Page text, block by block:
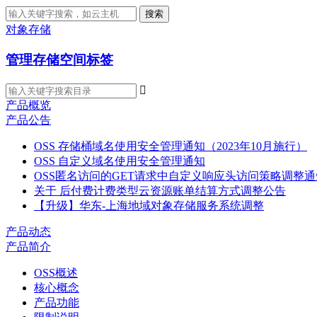
搜索
对象存储
管理存储空间标签

产品概览
产品公告
OSS 存储桶域名使用安全管理通知（2023年10月施行）
OSS 自定义域名使用安全管理通知
OSS匿名访问的GET请求中自定义响应头访问策略调整
关于 后付费计费类型云资源账单结算方式调整公告
【升级】华东-上海地域对象存储服务系统调整
产品动态
产品简介
OSS概述
核心概念
产品功能